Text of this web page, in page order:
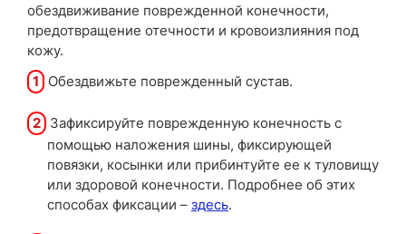
обездвиживание поврежденной конечности,
предотвращение отечности и кровоизлияния под
кожу.
1
Обездвижьте поврежденный сустав.
2 Зафиксируйте поврежденную конечность с
помощью наложения шины, фиксирующей
повязки, косынки или прибинтуйте ее к туловищу
или здоровой конечности. Подробнее об этих
способах фиксации – здесь.